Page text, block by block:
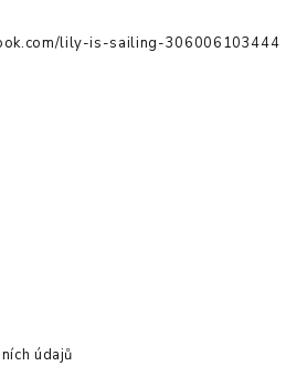
lily-is-sailing-306006103444
údajů